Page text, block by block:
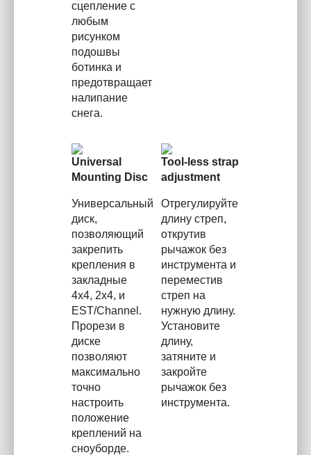
сцепление с
любым
рисунком
подошвы
ботинка и
предотвращает
налипание
снега.
Universal
Mounting Disc
Универсальный
диск,
позволяющий
закрепить
крепления в
закладные
4x4, 2x4, и
EST/Channel.
Прорези в
диске
позволяют
максимально
точно
настроить
положение
креплений на
сноуборде.
Tool-less strap
adjustment
Отрегулируйте
длину стреп,
открутив
рычажок без
инструмента и
переместив
стреп на
нужную длину.
Установите
длину,
затяните и
закройте
рычажок без
инструмента.